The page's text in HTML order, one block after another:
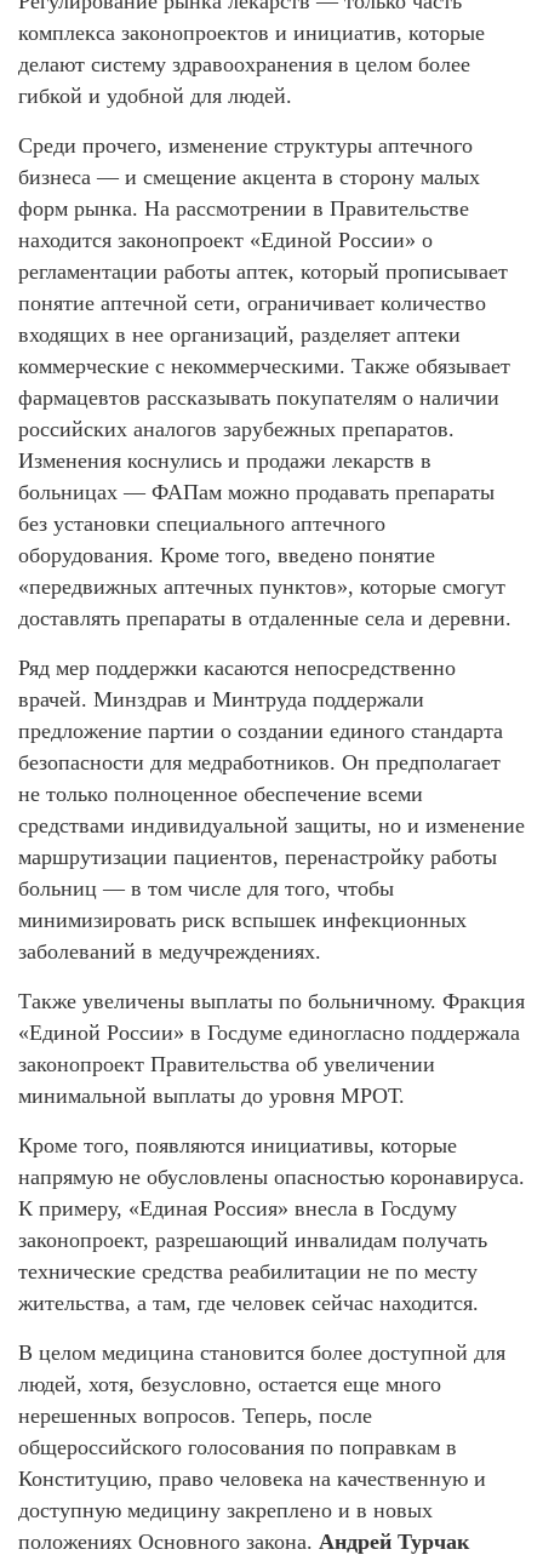
комплекса законопроектов и инициатив, которые
делают систему здравоохранения в целом более
гибкой и удобной для людей.
Среди прочего, изменение структуры аптечного
бизнеса — и смещение акцента в сторону малых
форм рынка. На рассмотрении в Правительстве
находится законопроект «Единой России» о
регламентации работы аптек, который прописывает
понятие аптечной сети, ограничивает количество
входящих в нее организаций, разделяет аптеки
коммерческие с некоммерческими. Также обязывает
фармацевтов рассказывать покупателям о наличии
российских аналогов зарубежных препаратов.
Изменения коснулись и продажи лекарств в
больницах — ФАПам можно продавать препараты
без установки специального аптечного
оборудования. Кроме того, введено понятие
«передвижных аптечных пунктов», которые смогут
доставлять препараты в отдаленные села и деревни.
Ряд мер поддержки касаются непосредственно
врачей. Минздрав и Минтруда поддержали
предложение партии о создании единого стандарта
безопасности для медработников. Он предполагает
не только полноценное обеспечение всеми
средствами индивидуальной защиты, но и изменение
маршрутизации пациентов, перенастройку работы
больниц — в том числе для того, чтобы
минимизировать риск вспышек инфекционных
заболеваний в медучреждениях.
Также увеличены выплаты по больничному. Фракция
«Единой России» в Госдуме единогласно поддержала
законопроект Правительства об увеличении
минимальной выплаты до уровня МРОТ.
Кроме того, появляются инициативы, которые
напрямую не обусловлены опасностью коронавируса.
К примеру, «Единая Россия» внесла в Госдуму
законопроект, разрешающий инвалидам получать
технические средства реабилитации не по месту
жительства, а там, где человек сейчас находится.
В целом медицина становится более доступной для
людей, хотя, безусловно, остается еще много
нерешенных вопросов. Теперь, после
общероссийского голосования по поправкам в
Конституцию, право человека на качественную и
доступную медицину закреплено и в новых
положениях Основного закона. Андрей Турчак